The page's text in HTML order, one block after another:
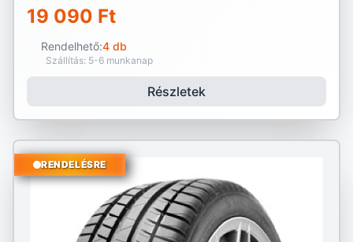
19 090 Ft
Rendelhető:4 db
Szállítás: 5-6 munkanap
Részletek
RENDELÉSRE